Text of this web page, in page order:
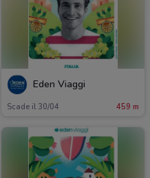
Eden Viaggi
Scade il 30/04 459 m